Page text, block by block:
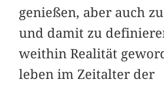
genießen, aber auch
und damit zu
weithin Realität
leben im Zeitalter der